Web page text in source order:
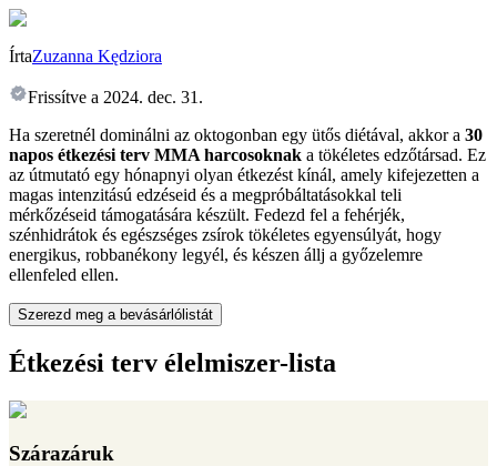
ÍrtaZuzanna Kędziora
Frissítve a 2024. dec. 31.
Ha szeretnél dominálni az oktogonban egy ütős diétával, akkor a 30
napos étkezési terv MMA harcosoknak a tökéletes edzőtársad. Ez
az útmutató egy hónapnyi olyan étkezést kínál, amely kifejezetten a
magas intenzitású edzéseid és a megpróbáltatásokkal teli
mérkőzéseid támogatására készült. Fedezd fel a fehérjék,
szénhidrátok és egészséges zsírok tökéletes egyensúlyát, hogy
energikus, robbanékony legyél, és készen állj a győzelemre
ellenfeled ellen.
Szerezd meg a bevásárlólistát
Étkezési terv élelmiszer-lista
Szárazáruk